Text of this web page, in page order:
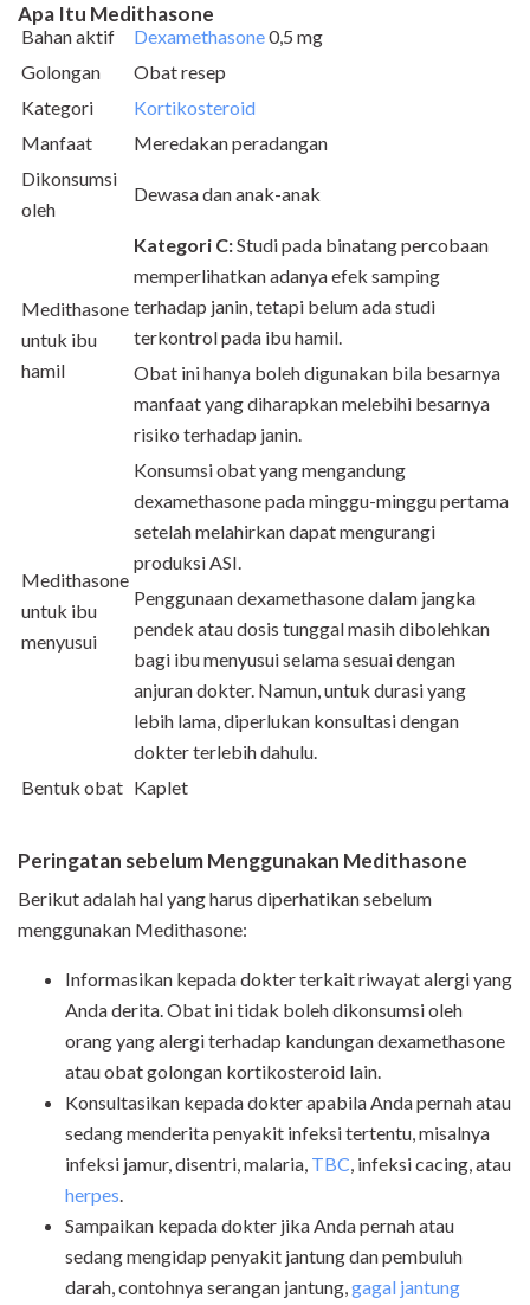
Apa Itu Medithasone
Bahan aktif Dexamethasone0,5 mg
Golongan
Obat resep
Kategori
Kortikosteroid
Manfaat
Meredakan peradangan
Dikonsumsi
oleh
Dewasa dan anak-anak
Medithasone
untuk ibu
hamil
Kategori C:Studi pada binatang percobaan
memperlihatkan adanya efek samping
terhadap janin, tetapi belum ada studi
terkontrol pada ibu hamil.
Obat ini hanya boleh digunakan bila besarnya
manfaat yang diharapkan melebihi besarnya
risiko terhadap janin.
Medithasone
untuk ibu
menyusui
Konsumsi obat yang mengandung
dexamethasone pada minggu-minggu pertama
setelah melahirkan dapat mengurangi
produksi ASI.
Penggunaan dexamethasone dalam jangka
pendek atau dosis tunggal masih dibolehkan
bagi ibu menyusui selama sesuai dengan
anjuran dokter. Namun, untuk durasi yang
lebih lama, diperlukan konsultasi dengan
dokter terlebih dahulu.
Bentuk obat Kaplet
Peringatan sebelum Menggunakan Medithasone
Berikut adalah hal yang harus diperhatikan sebelum
menggunakan Medithasone:
Informasikan kepada dokter terkait riwayat alergi yang
Anda derita. Obat ini tidak boleh dikonsumsi oleh
orang yang alergi terhadap kandungan dexamethasone
atau obat golongan kortikosteroid lain.
Konsultasikan kepada dokter apabila Anda pernah atau
sedang menderita penyakit infeksi tertentu, misalnya
infeksi jamur, disentri, malaria, TBC, infeksi cacing, atau
herpes.
Sampaikan kepada dokter jika Anda pernah atau
sedang mengidap penyakit jantung dan pembuluh
darah, contohnya serangan jantung,gagal jantung